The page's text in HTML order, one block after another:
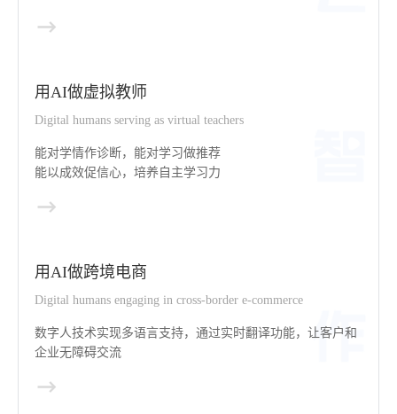
用AI做虚拟教师
Digital humans serving as virtual teachers
能对学情作诊断，能对学习做推荐
能以成效促信心，培养自主学习力
用AI做跨境电商
Digital humans engaging in cross-border e-commerce
数字人技术实现多语言支持，通过实时翻译功能，让客户和
企业无障碍交流